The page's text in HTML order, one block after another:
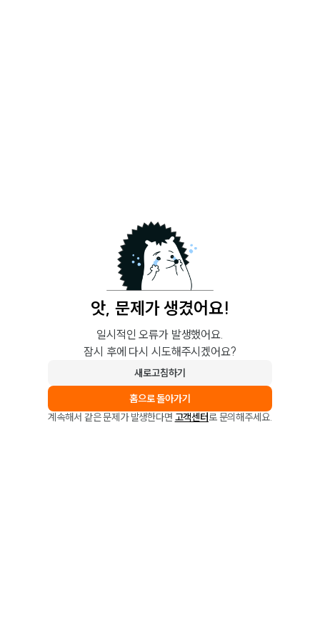
앗, 문제가 생겼어요!
일시적인 오류가 발생했어요.
잠시 후에 다시 시도해주시겠어요?
새로고침하기
홈으로 돌아가기
계속해서 같은 문제가 발생한다면 고객센터로 문의해주세요.